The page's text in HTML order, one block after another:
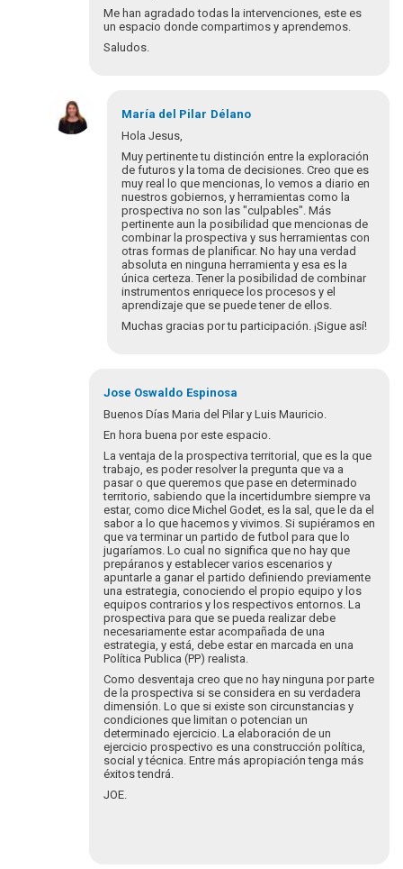
Me han agradado todas la intervenciones, este es
un espacio donde compartimos y aprendemos.
Saludos.
María del Pilar Délano
Hola Jesus,
Muy pertinente tu distinción entre la exploración
de futuros y la toma de decisiones. Creo que es
muy real lo que mencionas, lo vemos a diario en
nuestros gobiernos, y herramientas como la
prospectiva no son las "culpables". Más
pertinente aun la posibilidad que mencionas de
combinar la prospectiva y sus herramientas con
otras formas de planificar. No hay una verdad
absoluta en ninguna herramienta y esa es la
única certeza. Tener la posibilidad de combinar
instrumentos enriquece los procesos y el
aprendizaje que se puede tener de ellos.
Muchas gracias por tu participación. ¡Sigue así!
respuesta
jesusdelarocha…
Jose Oswaldo Espinosa
Buenos Días Maria del Pilar y Luis Mauricio.
En hora buena por este espacio.
La ventaja de la prospectiva territorial, que es la que
trabajo, es poder resolver la pregunta que va a
pasar o que queremos que pase en determinado
territorio, sabiendo que la incertidumbre siempre va
estar, como dice Michel Godet, es la sal, que le da el
sabor a lo que hacemos y vivimos. Si supiéramos en
que va terminar un partido de futbol para que lo
jugaríamos. Lo cual no significa que no hay que
prepáranos y establecer varios escenarios y
apuntarle a ganar el partido definiendo previamente
una estrategia, conociendo el propio equipo y los
equipos contrarios y los respectivos entornos. La
prospectiva para que se pueda realizar debe
necesariamente estar acompañada de una
estrategia, y está, debe estar en marcada en una
Política Publica (PP) realista.
Como desventaja creo que no hay ninguna por parte
de la prospectiva si se considera en su verdadera
dimensión. Lo que si existe son circunstancias y
condiciones que limitan o potencian un
determinado ejercicio. La elaboración de un
ejercicio prospectivo es una construcción política,
social y técnica. Entre más apropiación tenga más
éxitos tendrá.
JOE.